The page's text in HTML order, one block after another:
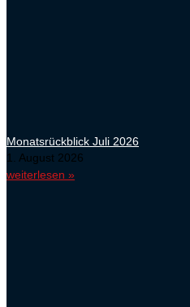
Monatsrückblick Juli 2026
1. August 2026
weiterlesen »